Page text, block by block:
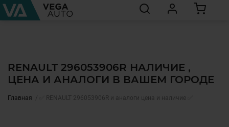
RENAULT 296053906R НАЛИЧИЕ ,
ЦЕНА И АНАЛОГИ В ВАШЕМ ГОРОДЕ
Главная ✅ RENAULT 296053906R и аналоги цена и наличие ✅